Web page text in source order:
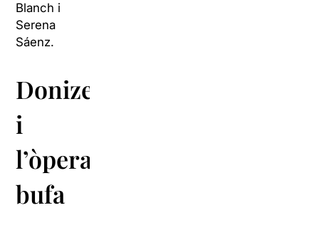
Blanch i
Serena
Sáenz.
Donizetti
i
l’òpera
bufa